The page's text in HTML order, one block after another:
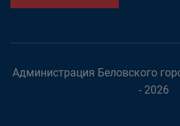
Администрация Беловского
- 2026